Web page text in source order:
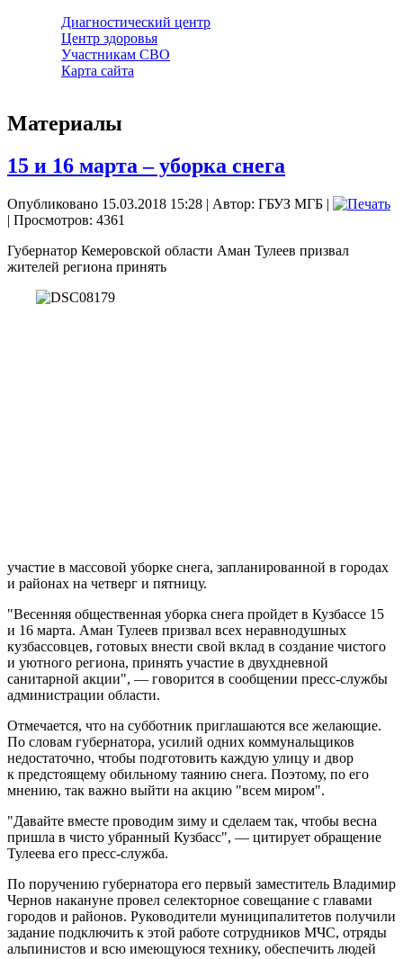
Диагностический центр
Центр здоровья
Участникам СВО
Карта сайта
Материалы
15 и 16 марта – уборка снега
Опубликовано 15.03.2018 15:28 | Автор: ГБУЗ МГБ |
| Просмотров: 4361
Губернатор Кемеровской области Аман Тулеев призвал
жителей региона принять
участие в массовой уборке снега, запланированной в городах
и районах на четверг и пятницу.
"Весенняя общественная уборка снега пройдет в Кузбассе 15
и 16 марта. Аман Тулеев призвал всех неравнодушных
кузбассовцев, готовых внести свой вклад в создание чистого
и уютного региона, принять участие в двухдневной
санитарной акции", — говорится в сообщении пресс-службы
администрации области.
Отмечается, что на субботник приглашаются все желающие.
По словам губернатора, усилий одних коммунальщиков
недостаточно, чтобы подготовить каждую улицу и двор
к предстоящему обильному таянию снега. Поэтому, по его
мнению, так важно выйти на акцию "всем миром".
"Давайте вместе проводим зиму и сделаем так, чтобы весна
пришла в чисто убранный Кузбасс", — цитирует обращение
Тулеева его пресс-служба.
По поручению губернатора его первый заместитель Владимир
Чернов накануне провел селекторное совещание с главами
городов и районов. Руководители муниципалитетов получили
задание подключить к этой работе сотрудников МЧС, отряды
альпинистов и всю имеющуюся технику, обеспечить людей